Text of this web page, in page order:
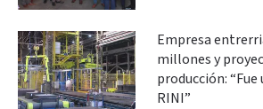
Empresa
millones y
producción: “Fue
RINI”